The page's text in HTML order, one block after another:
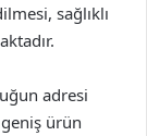
sağlıklı
adresi
geniş ürün